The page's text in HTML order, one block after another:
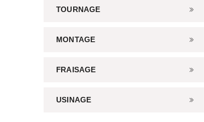
TOURNAGE
MONTAGE
FRAISAGE
USINAGE